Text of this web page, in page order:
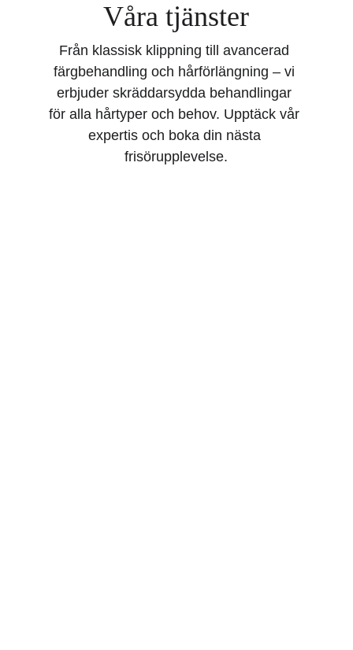
Våra tjänster
Från klassisk klippning till avancerad
färgbehandling och hårförlängning – vi
erbjuder skräddarsydda behandlingar
för alla hårtyper och behov. Upptäck vår
expertis och boka din nästa
frisörupplevelse.